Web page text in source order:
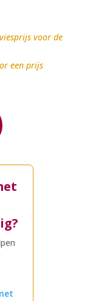
voor de
een prijs